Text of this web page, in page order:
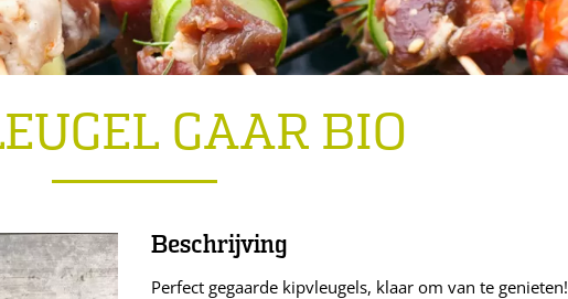
GAAR BIO
Beschrijving
Perfect gegaarde kipvleugels, klaar om van te genieten!